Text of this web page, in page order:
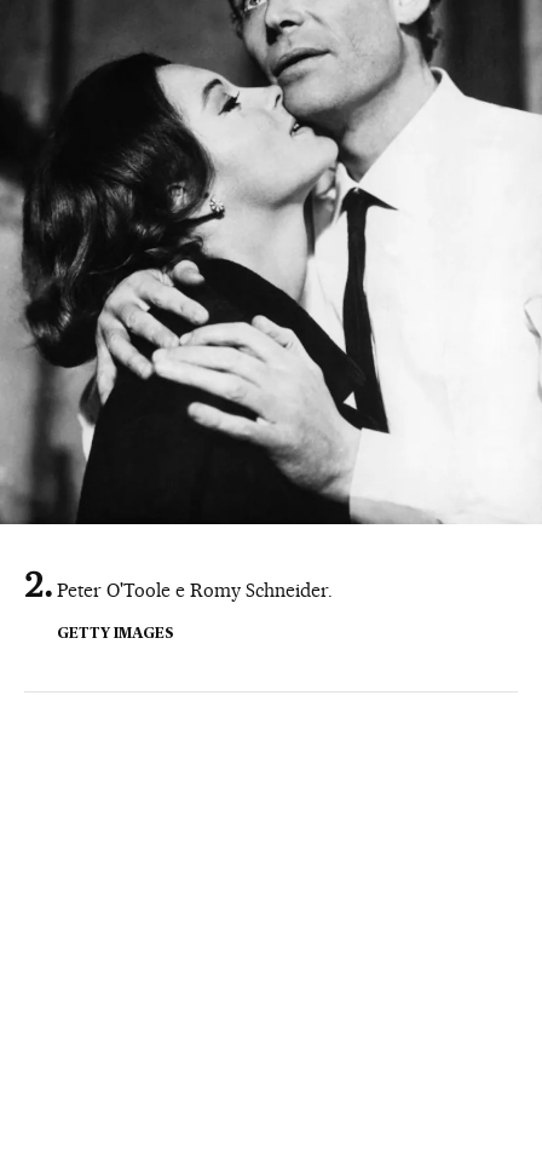
Peter O'Toole e Romy Schneider.
GETTY IMAGES